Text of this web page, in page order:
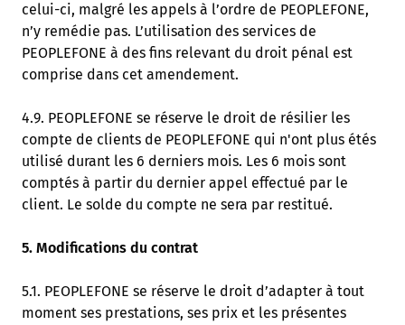
celui-ci, malgré les appels à l’ordre de PEOPLEFONE,
n’y remédie pas. L’utilisation des services de
PEOPLEFONE à des fins relevant du droit pénal est
comprise dans cet amendement.
4.9. PEOPLEFONE se réserve le droit de résilier les
compte de clients de PEOPLEFONE qui n'ont plus étés
utilisé durant les 6 derniers mois. Les 6 mois sont
comptés à partir du dernier appel effectué par le
client. Le solde du compte ne sera par restitué.
5. Modifications du contrat
5.1. PEOPLEFONE se réserve le droit d’adapter à tout
moment ses prestations, ses prix et les présentes